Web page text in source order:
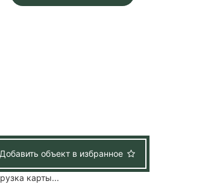
Добавить объект в избранное
карты...